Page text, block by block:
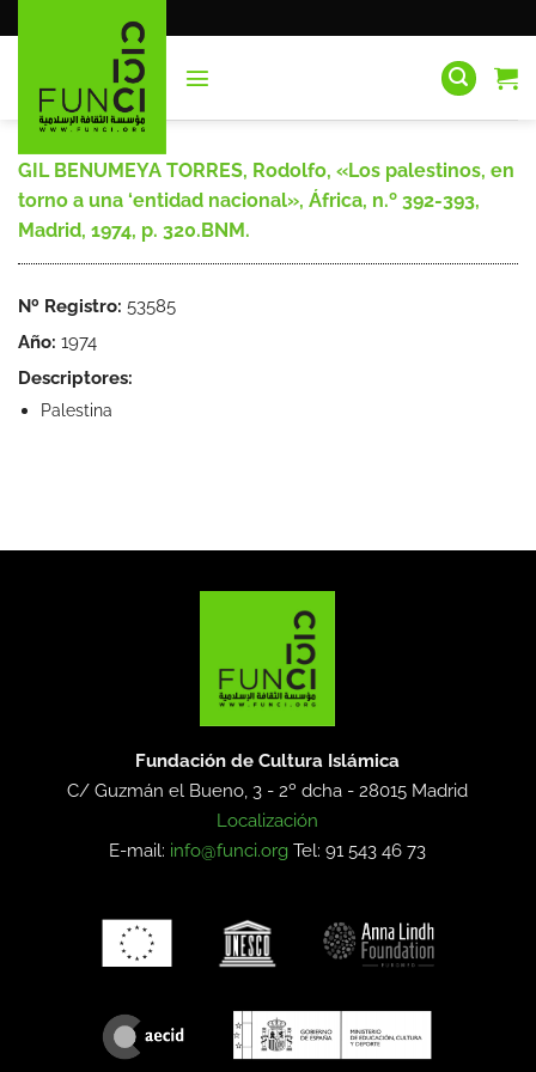
al
GIL BENUMEYA TORRES, Rodolfo, «Los palestinos, en
torno a una ‘entidad nacional», África, n.º 392-393,
Madrid, 1974, p. 320.BNM.
Nº Registro: 53585
Año: 1974
Descriptores:
Palestina
Fundación de Cultura Islámica
C/ Guzmán el Bueno, 3 - 2º dcha -28015 Madrid
Localización
E-mail: info@funci.org Tel: 91 543 46 73